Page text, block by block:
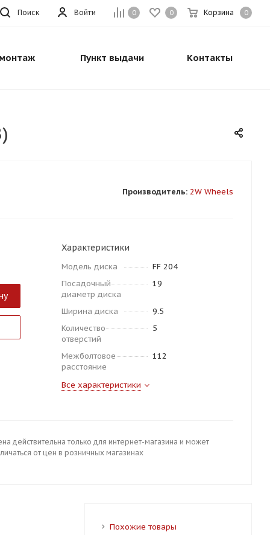
0 0 Корзина 0
Войти
Поиск
Пункт выдачи Контакты
Производитель: 2W Wheels
Характеристики
Модель диска
FF 204
Посадочный
диаметр диска
19
Ширина диска
9.5
Количество
отверстий
5
Межболтовое
расстояние
112
Все характеристики
действительна только для интернет-магазина и может
от цен в розничных магазинах
Похожие товары